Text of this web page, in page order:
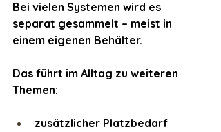
Bei vielen Systemen wird es
separat gesammelt – meist in
einem eigenen Behälter.
Das führt im Alltag zu weiteren
Themen:
zusätzlicher Platzbedarf